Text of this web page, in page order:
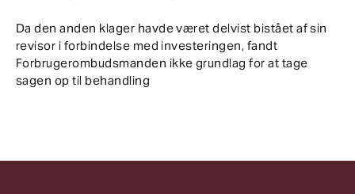
Da den anden klager havde været delvist bistået af sin
revisor i forbindelse med investeringen, fandt
Forbrugerombudsmanden ikke grundlag for at tage
sagen op til behandling